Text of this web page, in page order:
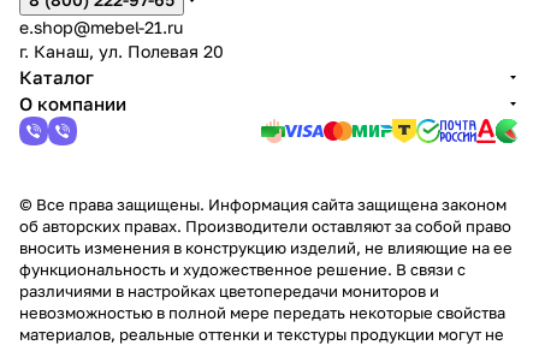
e.shop@mebel-21.ru
г. Канаш, ул. Полевая 20
Каталог
О компании
© Все права защищены. Информация сайта защищена законом
об авторских правах. Производители оставляют за собой право
вносить изменения в конструкцию изделий, не влияющие на ее
функциональность и художественное решение. В связи с
различиями в настройках цветопередачи мониторов и
невозможностью в полной мере передать некоторые свойства
материалов, реальные оттенки и текстуры продукции могут не